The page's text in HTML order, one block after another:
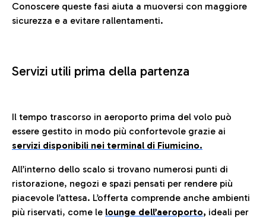
Conoscere queste fasi aiuta a muoversi con maggiore
sicurezza e a evitare rallentamenti.
Servizi utili prima della partenza
Il tempo trascorso in aeroporto prima del volo può
essere gestito in modo più confortevole grazie ai
servizi disponibili nei terminal di Fiumicino.
All’interno dello scalo si trovano numerosi punti di
ristorazione, negozi e spazi pensati per rendere più
piacevole l’attesa. L’offerta comprende anche ambienti
più riservati, come le lounge dell’aeroporto, ideali per